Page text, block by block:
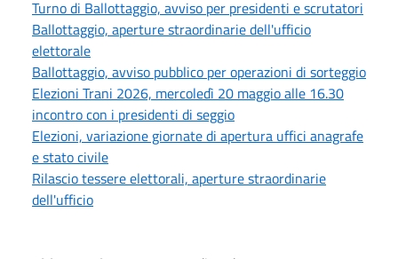
Turno di Ballottaggio, avviso per presidenti e scrutatori
Ballottaggio, aperture straordinarie dell'ufficio
elettorale
Ballottaggio, avviso pubblico per operazioni di sorteggio
Elezioni Trani 2026, mercoledì 20 maggio alle 16.30
incontro con i presidenti di seggio
Elezioni, variazione giornate di apertura uffici anagrafe
e stato civile
Rilascio tessere elettorali, aperture straordinarie
dell'ufficio